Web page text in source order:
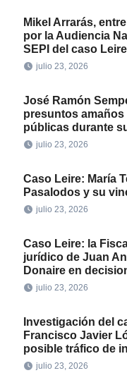
Mikel Arrarás,
por la Audiencia
SEPI del caso Leire
julio 23, 2026
José Ramón
presuntos amaños
públicas durante
julio 23, 2026
Caso Leire: María
Pasalodos y su
julio 23, 2026
Caso Leire: la
jurídico de Juan
Donaire en
julio 23, 2026
Investigación del
Francisco Javier
posible tráfico de
julio 23, 2026